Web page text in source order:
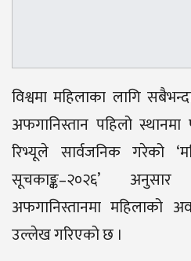
विश्वमा महिलाका लागि
अफगानिस्तान पहिलो
रिभ्यूले सार्वजनिक गरेको
सूचकाङ्क–२०२६’
अफगानिस्तानमा महिलाको
उल्लेख गरिएको छ ।